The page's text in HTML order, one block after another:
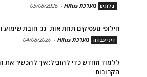
בלוגים מערכת HRus -
05/08/2026
חילופי מעסיקים תחת אותו גג: חובת
דיני עבודה מערכת HRus -
04/08/2026
ללמוד מחדש כדי להוביל: איך להכשיר את
הקרובות